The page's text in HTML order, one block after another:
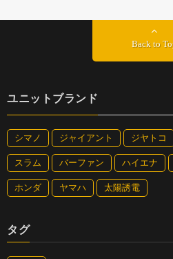
Back to
ユニットブランド
シマノ ジャイアント ジヤトコ
スラム バーファン ハイエナ
ホンダ ヤマハ 太陽誘電
タグ